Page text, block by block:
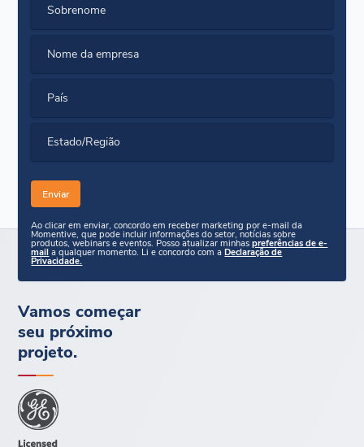
Sobrenome
Nome da empresa
País
Estado/Região
Ao clicar em enviar, concordo em receber marketing por e-mail da
Momentive, que pode incluir informações do setor, notícias sobre
produtos, webinars e eventos. Posso atualizar minhaspreferências de e-
mail a qualquer momento. Li e concordo com aDeclaração de
Privacidade.
Vamos começar
seu próximo
projeto.